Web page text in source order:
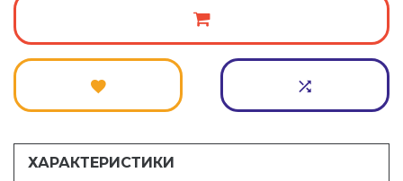
ХАРАКТЕРИСТИКИ